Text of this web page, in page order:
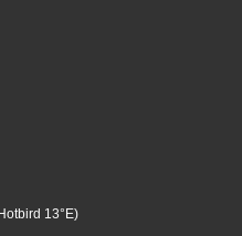
13°E)